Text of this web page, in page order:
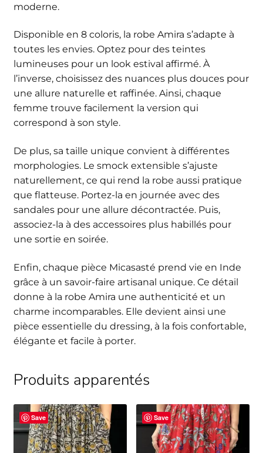
moderne.
Disponible en 8 coloris, la robe Amira s’adapte à
toutes les envies. Optez pour des teintes
lumineuses pour un look estival affirmé. À
l’inverse, choisissez des nuances plus douces pour
une allure naturelle et raffinée. Ainsi, chaque
femme trouve facilement la version qui
correspond à son style.
De plus, sa taille unique convient à différentes
morphologies. Le smock extensible s’ajuste
naturellement, ce qui rend la robe aussi pratique
que flatteuse. Portez-la en journée avec des
sandales pour une allure décontractée. Puis,
associez-la à des accessoires plus habillés pour
une sortie en soirée.
Enfin, chaque pièce Micasasté prend vie en Inde
grâce à un savoir-faire artisanal unique. Ce détail
donne à la robe Amira une authenticité et un
charme incomparables. Elle devient ainsi une
pièce essentielle du dressing, à la fois confortable,
élégante et facile à porter.
Produits apparentés
Save Save